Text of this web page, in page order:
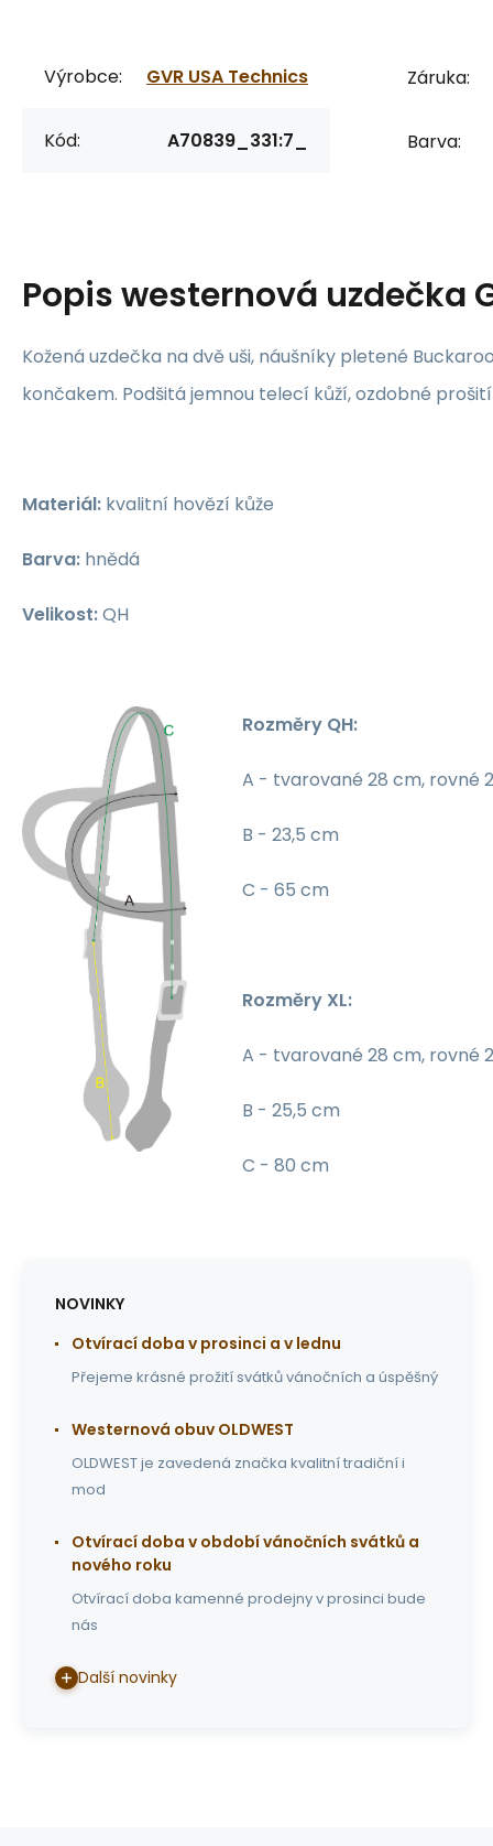
Výrobce: GVR USA Technics
Kód: A70839_331:7_
Záruka:
Barva:
Popiswesternová uzdečka
Kožená uzdečka na dvě uši, náušníky pletené
končakem. Podšitá jemnou telecí kůží, ozdobné
Materiál: kvalitní hovězí kůže
Barva: hnědá
Velikost:QH
Rozměry QH:
A - tvarované 28 cm, rovné
B - 23,5 cm
C - 65 cm
Rozměry XL:
A - tvarované 28 cm, rovné
B - 25,5 cm
C - 80 cm
NOVINKY
Otvírací doba v prosinci a v lednu
Přejeme krásné prožití svátků vánočních a úspěšný
Westernová obuv OLDWEST
OLDWEST je zavedená značka kvalitní tradiční i
mod
Otvírací doba v období vánočních svátků a
nového roku
Otvírací doba kamenné prodejny v prosinci bude
nás
Další novinky